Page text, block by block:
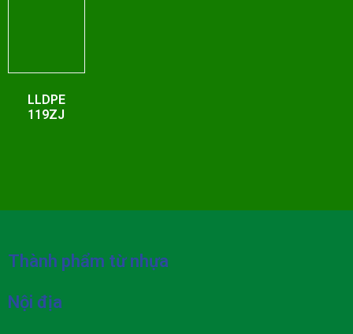
LLDPE
119ZJ
Thành phẩm từ nhựa
Nội địa